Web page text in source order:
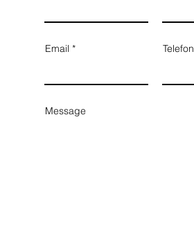
Email Telefon
Message